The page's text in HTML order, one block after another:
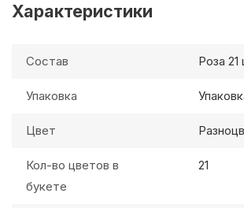
Характеристики
Состав Роза 21
Упаковка
Цвет
Кол-во цветов в
букете
21